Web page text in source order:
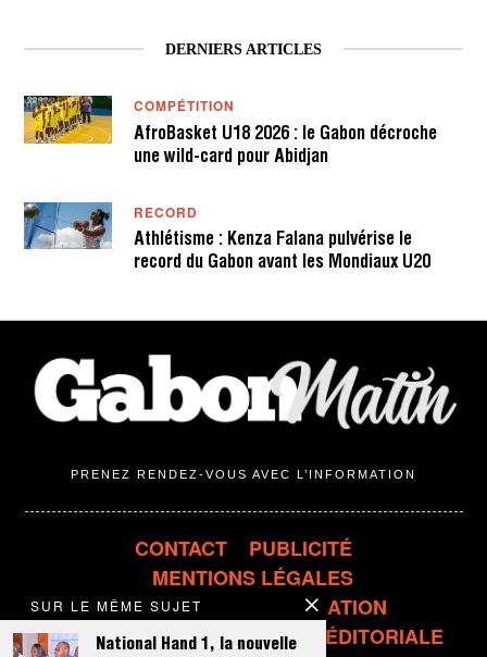
DERNIERS ARTICLES
COMPÉTITION
AfroBasket U18 2026 : le Gabon décroche
une wild-card pour Abidjan
RECORD
Athlétisme : Kenza Falana pulvérise le
record du Gabon avant les Mondiaux U20
SUR LE MÊME SUJET
National Hand 1, la nouvelle
PRENEZ RENDEZ-VOUS AVEC L’INFORMATION
CONTACT
PUBLICITÉ
MENTIONS LÉGALES
CONDITIONS D'UTILISATION
CONFIDENTIALITÉ
LIGNE ÉDITORIALE